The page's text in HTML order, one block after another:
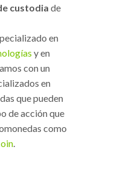
custodia de
en
y en
con un
en
que pueden
de acción que
como
.